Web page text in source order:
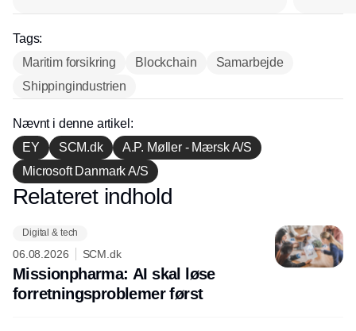
lagerchef stafetten videre
Tags:
Maritim forsikring
Blockchain
Samarbejde
Shippingindustrien
Nævnt i denne artikel:
EY
SCM.dk
A.P. Møller - Mærsk A/S
Microsoft Danmark A/S
Annonce
Relateret indhold
Digital & tech
06.08.2026 SCM.dk
Missionpharma: AI skal løse
forretningsproblemer først